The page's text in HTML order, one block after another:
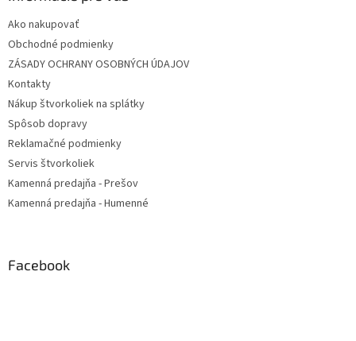
Ako nakupovať
Obchodné podmienky
ZÁSADY OCHRANY OSOBNÝCH ÚDAJOV
Kontakty
Nákup štvorkoliek na splátky
Spôsob dopravy
Reklamačné podmienky
Servis štvorkoliek
Kamenná predajňa - Prešov
Kamenná predajňa - Humenné
Facebook